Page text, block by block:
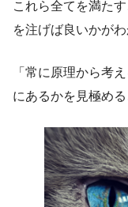
これら全てを満た
を注げば良いかがわ
「常に原理から考
にあるかを見極める